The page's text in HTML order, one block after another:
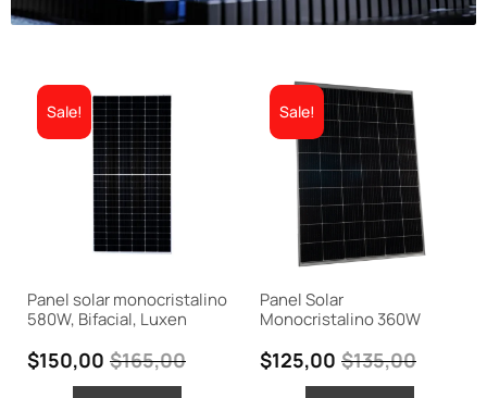
Sale!
Panel solar monocristalino
580W, Bifacial, Luxen
$165,00
$150,00
Sale!
Panel Solar
Monocristalino 360W
$135,00
$125,00